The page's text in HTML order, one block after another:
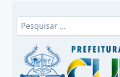
Pesquisar
por: